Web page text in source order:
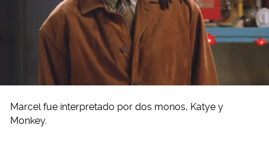
Marcel fue interpretado por dos monos, Katye y
Monkey.